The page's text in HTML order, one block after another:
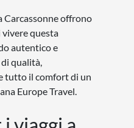
Carcassonne offrono
questa
autentico e
qualità,
tutto il comfort di un
Europe Travel.